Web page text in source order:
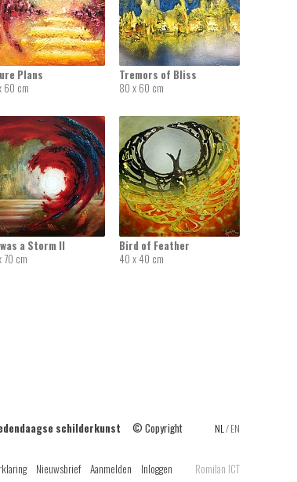
Plans
60 cm
Tremors of Bliss
80 x 60 cm
a Storm II
70 cm
Bird of Feather
40 x 40 cm
NL /EN
schilderkunst © Copyright
Nieuwsbrief Aanmelden Inloggen Romilan ICT